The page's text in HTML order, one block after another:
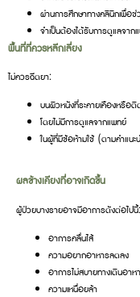
ผ่านการศึกษาทางคลินิกเพื่อ
จำเป็นต้องได้รับการดูแลจาก
พื้นที่ที่ควรหลีกเลี่ยง
ไม่ควรฉีดยา:
บนผิวหนังที่ระคายเคืองหรือติ
โดยไม่มีการดูแลจากแพทย์
ในผู้ที่มีข้อห้ามใช้ (ตามคำแน
ผลข้างเคียงที่อาจเกิดขึ้น
ผู้ป่วยบางรายอาจมีอาการดังต่อไปนี้:
อาการคลื่นไส้
ความอยากอาหารลดลง
อาการไม่สบายทางเดินอาห
ความเหนื่อยล้า